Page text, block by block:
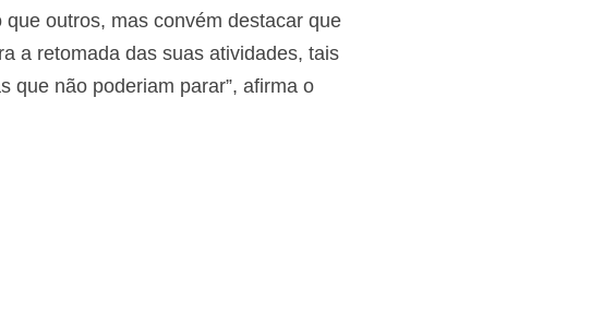
outros, mas convém destacar que
a retomada das suas atividades, tais
que não poderiam parar”, afirma o